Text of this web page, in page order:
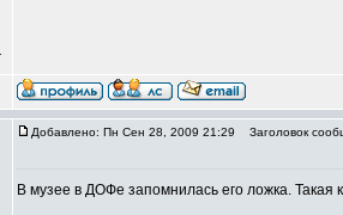
Добавлено: Пн Сен 28, 2009 21:29 Заголовок
В музее в ДОФе запомнилась его ложка.